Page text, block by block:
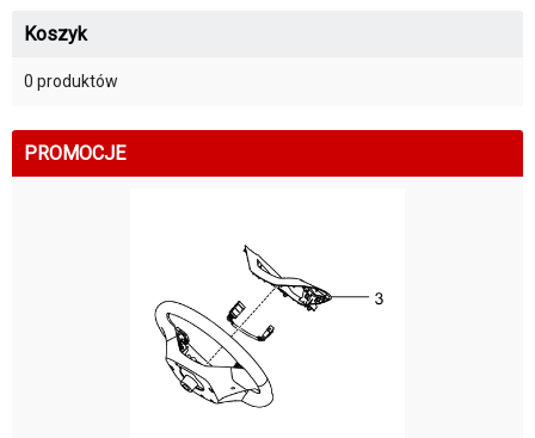
Koszyk
0 produktów
PROMOCJE